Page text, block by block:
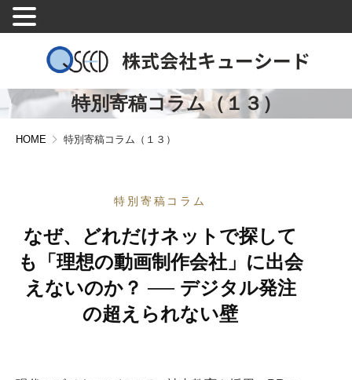
特別寄稿コラム（１３）
HOME 特別寄稿コラム（１３）
特別寄稿コラム
なぜ、どれだけネットで探して
も「理想の動画制作会社」に出会
えないのか？ ── デジタル発注
の超えられない壁